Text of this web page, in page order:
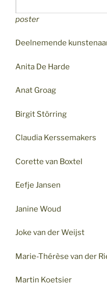
poster
Deelnemende
Anita De Harde
Anat Groag
Birgit Störring
Claudia Kerssemakers
Corette van Boxtel
Eefje Jansen
Janine Woud
Joke van der Weijst
Marie-Thérèse van der
Martin Koetsier